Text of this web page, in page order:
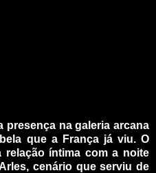
presença na galeria arcana
que a França já viu. O
relação íntima com a noite
cenário que serviu de